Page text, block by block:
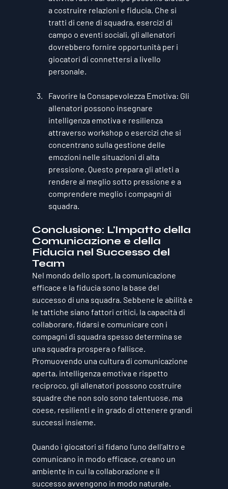
a costruire relazioni e fiducia. Che si
tratti di cene di squadra, esercizi di
campo o eventi sociali, gli allenatori
dovrebbero fornire opportunità per i
giocatori di connettersi a livello
personale.
Favorire la Consapevolezza Emotiva: Gli
allenatori possono insegnare
intelligenza emotiva e resilienza
attraverso workshop o esercizi che si
concentrano sulla gestione delle
emozioni nelle situazioni di alta
pressione. Questo prepara gli atleti a
rendere al meglio sotto pressione e a
comprendere meglio i compagni di
squadra.
Conclusione: L'Impatto della
Comunicazione e della
Fiducia nel Successo del
Team
Nel mondo dello sport, la comunicazione
efficace e la fiducia sono la base del
successo di una squadra. Sebbene le abilità e
le tattiche siano fattori critici, la capacità di
collaborare, fidarsi e comunicare con i
compagni di squadra spesso determina se
una squadra prospera o fallisce.
Promuovendo una cultura di comunicazione
aperta, intelligenza emotiva e rispetto
reciproco, gli allenatori possono costruire
squadre che non solo sono talentuose, ma
coese, resilienti e in grado di ottenere grandi
successi insieme.
Quando i giocatori si fidano l’uno dell’altro e
comunicano in modo efficace, creano un
ambiente in cui la collaborazione e il
successo avvengono in modo naturale.